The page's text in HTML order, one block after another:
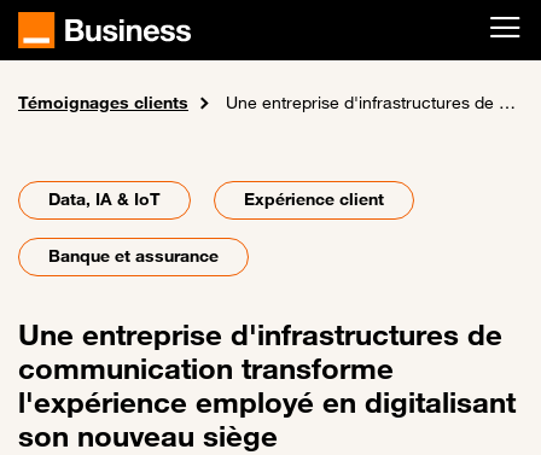
Passer au contenu principal
Accueil
Témoignages clients Une entreprise d'infrastructures de communication transforme l'expérience employé en digitalisant son nouveau siège
Data, IA & IoT Expérience client
Banque et assurance
Une entreprise d'infrastructures de
communication transforme
l'expérience employé en digitalisant
son nouveau siège